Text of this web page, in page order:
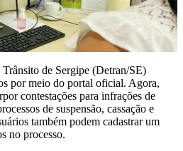
de Sergipe (Detran/SE)
por meio do portal oficial. Agora,
contestações para infrações de
de suspensão, cassação e
também podem cadastrar um
no processo.